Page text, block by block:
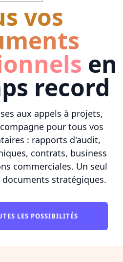
vos
en
record
aux appels à projets,
pour tous vos
: rapports d'audit,
contrats, business
commerciales. Un seul
stratégiques.
LES POSSIBILITÉS